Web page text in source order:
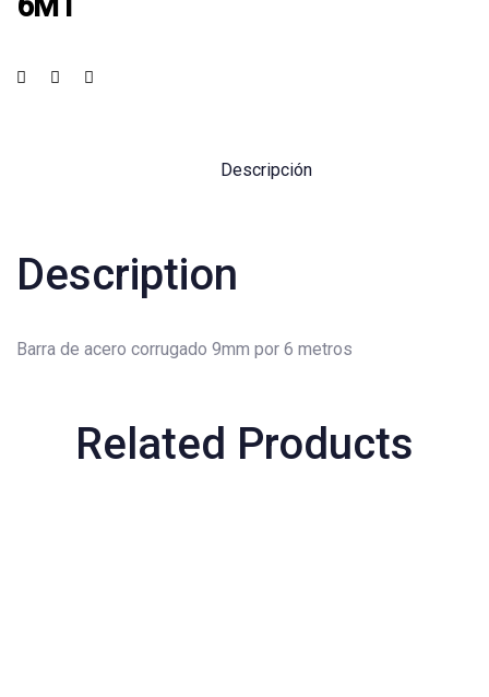
Descripción
Description
Barra de acero corrugado 9mm por 6 metros
Related Products